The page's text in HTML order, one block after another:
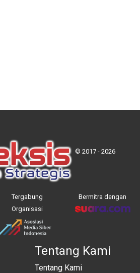
© 2017 - 2026
Tergabung
Organisasi
Bermitra dengan
Tentang Kami
Tentang Kami